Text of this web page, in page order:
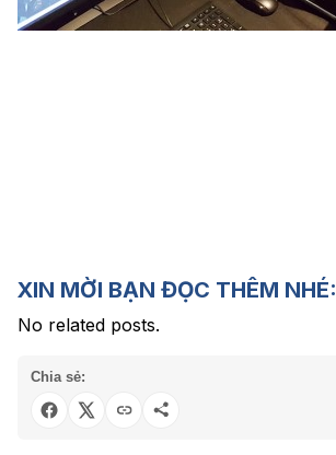
XIN MỜI BẠN ĐỌC THÊM NHÉ:
No related posts.
Chia sẻ: